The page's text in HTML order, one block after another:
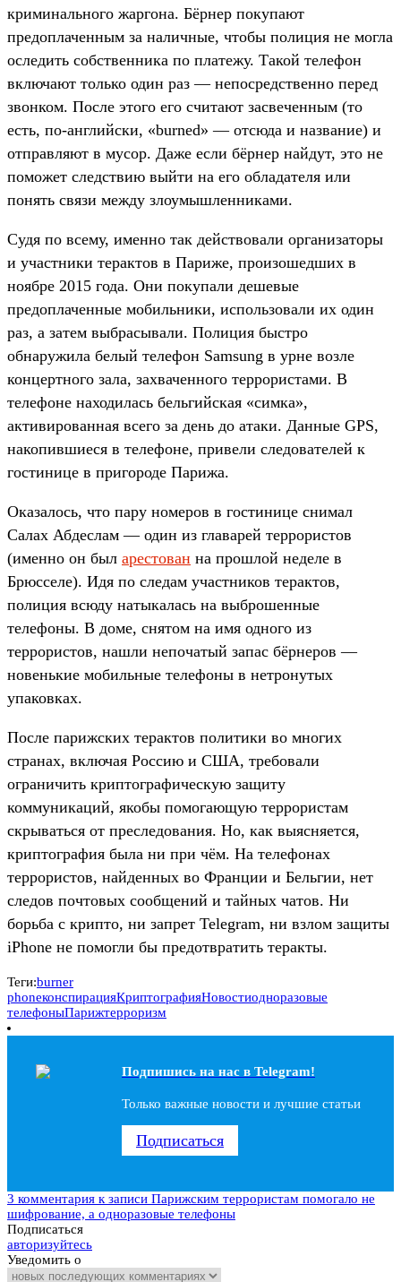
криминального жаргона. Бёрнер покупают
предоплаченным за наличные, чтобы полиция не могла
оследить собственника по платежу. Такой телефон
включают только один раз — непосредственно перед
звонком. После этого его считают засвеченным (то
есть, по-английски, «burned» — отсюда и название) и
отправляют в мусор. Даже если бёрнер найдут, это не
поможет следствию выйти на его обладателя или
понять связи между злоумышленниками.
Судя по всему, именно так действовали организаторы
и участники терактов в Париже, произошедших в
ноябре 2015 года. Они покупали дешевые
предоплаченные мобильники, использовали их один
раз, а затем выбрасывали. Полиция быстро
обнаружила белый телефон Samsung в урне возле
концертного зала, захваченного террористами. В
телефоне находилась бельгийская «симка»,
активированная всего за день до атаки. Данные GPS,
накопившиеся в телефоне, привели следователей к
гостинице в пригороде Парижа.
Оказалось, что пару номеров в гостинице снимал
Салах Абдеслам — один из главарей террористов
(именно он был арестован на прошлой неделе в
Брюсселе). Идя по следам участников терактов,
полиция всюду натыкалась на выброшенные
телефоны. В доме, снятом на имя одного из
террористов, нашли непочатый запас бёрнеров —
новенькие мобильные телефоны в нетронутых
упаковках.
После парижских терактов политики во многих
странах, включая Россию и США, требовали
ограничить криптографическую защиту
коммуникаций, якобы помогающую террористам
скрываться от преследования. Но, как выясняется,
криптография была ни при чём. На телефонах
террористов, найденных во Франции и Бельгии, нет
следов почтовых сообщений и тайных чатов. Ни
борьба с крипто, ни запрет Telegram, ни взлом защиты
iPhone не помогли бы предотвратить теракты.
Теги:burner
phoneконспирацияКриптографияНовостиодноразовые
телефоныПарижтерроризм
Подпишись на наc в Telegram!
Только важные новости и лучшие статьи
Подписаться
3 комментария к записи Парижским террористам помогало не
шифрование, а одноразовые телефоны
Подписаться
авторизуйтесь
Уведомить о